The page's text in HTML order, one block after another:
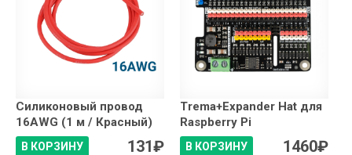
Силиконовый провод
16AWG (1 м / Красный)
В КОРЗИНУ 131₽
Trema+Expander Hat для
Raspberry Pi
В КОРЗИНУ 1460₽